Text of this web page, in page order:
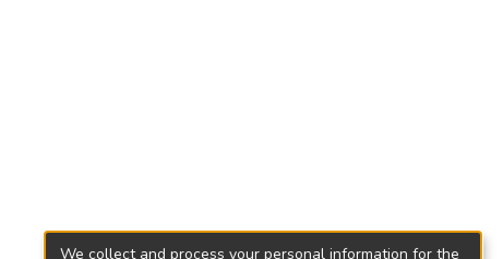
We collect and process your personal information for the